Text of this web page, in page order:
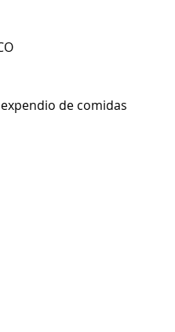
de comidas